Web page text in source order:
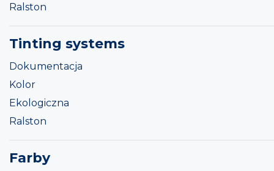
Ralston
Tinting systems
Dokumentacja
Kolor
Ekologiczna
Ralston
Farby